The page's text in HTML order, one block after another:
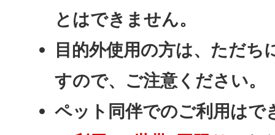
とはできません。
目的外使用の方は、ただち
すので、ご注意ください。
ペット同伴でのご利用はで